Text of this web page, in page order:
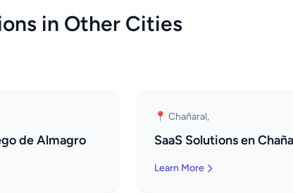
in Other Cities
de Almagro
📍 Chañaral,
SaaS Solutions en
Learn More